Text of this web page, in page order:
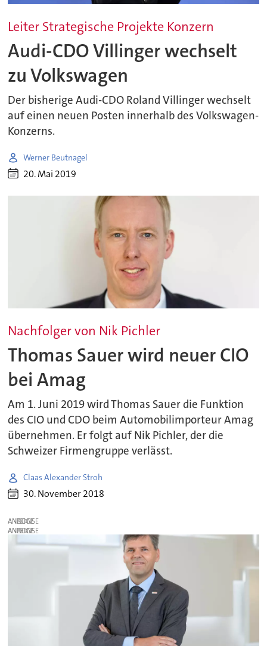
Leiter Strategische Projekte Konzern
Audi-CDO Villinger wechselt
zu Volkswagen
Der bisherige Audi-CDO Roland Villinger wechselt
auf einen neuen Posten innerhalb des Volkswagen-
Konzerns.
Werner Beutnagel
20. Mai 2019
Nachfolger von Nik Pichler
Thomas Sauer wird neuer CIO
bei Amag
Am 1. Juni 2019 wird Thomas Sauer die Funktion
des CIO und CDO beim Automobilimporteur Amag
übernehmen. Er folgt auf Nik Pichler, der die
Schweizer Firmengruppe verlässt.
Claas Alexander Stroh
30. November 2018
ANZEIGE
ANZEIGE